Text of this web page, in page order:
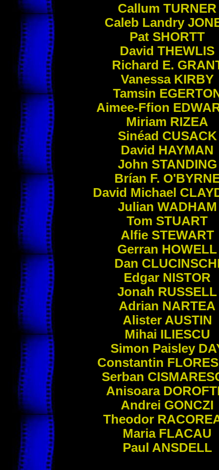
Callum TURNER
Caleb Landry
Pat SHORTT
David THEWLIS
Richard E.
Vanessa KIRBY
Tamsin
Aimee-Ffion
Miriam RIZEA
Sinéad CUSACK
David HAYMAN
John STANDING
Brían F.
David Michael
Julian WADHAM
Tom STUART
Alfie STEWART
Gerran HOWELL
Dan
Edgar NISTOR
Jonah RUSSELL
Adrian NARTEA
Alister AUSTIN
Mihai ILIESCU
Simon Paisley
Constantin
Serban
Anisoara
Andrei GONCZI
Theodor
Maria FLACAU
Paul ANSDELL